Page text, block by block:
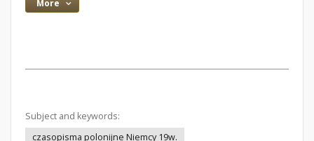
More
Subject and keywords:
czasopisma polonijne Niemcy 19w.